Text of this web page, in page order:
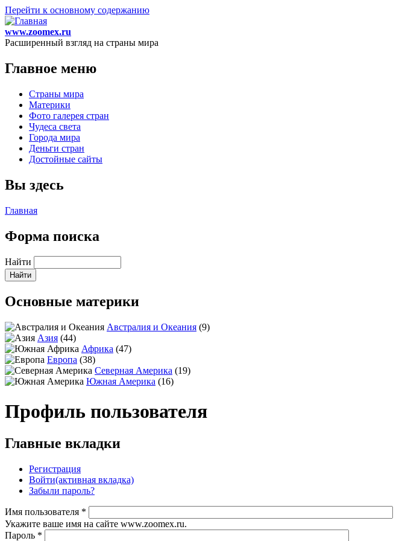
Перейти к основному содержанию
www.zoomex.ru
Расширенный взгляд на страны мира
Главное меню
Страны мира
Материки
Фото галерея стран
Чудеса света
Города мира
Деньги стран
Достойные сайты
Вы здесь
Главная
Форма поиска
Найти
Основные материки
Австралия и Океания (9)
Азия (44)
Африка (47)
Европа (38)
Северная Америка (19)
Южная Америка (16)
Профиль пользователя
Главные вкладки
Регистрация
Войти(активная вкладка)
Забыли пароль?
Имя пользователя *
Укажите ваше имя на сайте www.zoomex.ru.
Пароль *